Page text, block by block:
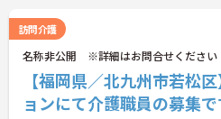
訪問介護
名称非公開 ※詳細はお問合せください
【福岡県／北九州市若松
ョンにて介護職員の募集